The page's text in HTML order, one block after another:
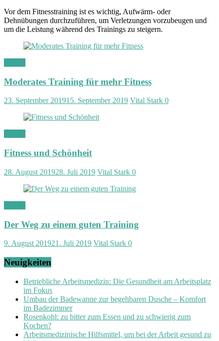
Vor dem Fitnesstraining ist es wichtig, Aufwärm- oder
Dehnübungen durchzuführen, um Verletzungen vorzubeugen und
um die Leistung während des Trainings zu steigern.
Moderates Training für mehr Fitness
23. September 201915. September 2019 Vital Stark 0
Fitness und Schönheit
28. August 201928. Juli 2019 Vital Stark 0
Der Weg zu einem guten Training
9. August 201921. Juli 2019 Vital Stark 0
Neuigkeiten
Betriebliche Arbeitsmedizin: Die Gesundheit am Arbeitsplatz
im Fokus
Umbau der Badewanne zur begehbaren Dusche – Komfort
im Badezimmer
Rosenkohl: zu bitter zum Essen und zu schwierig zum
Kochen?
Arbeitsmedizinische Hilfsmittel, um bei der Arbeit gesund zu